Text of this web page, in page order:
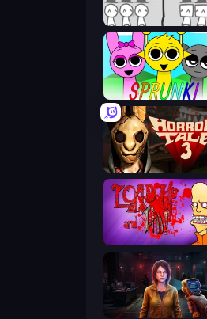
Sprunki
Load Up and Kill